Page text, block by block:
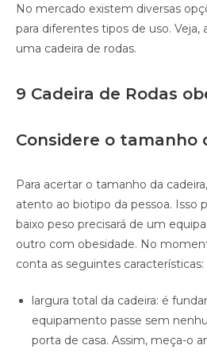
No mercado existem diversas
para diferentes tipos de uso. Veja,
uma cadeira de rodas.
9 Cadeira de Rodas
Considere o tamanho
Para acertar o tamanho da
atento ao biotipo da pessoa. Isso
baixo peso precisará de um
outro com obesidade. No
conta as seguintes características:
largura total da cadeira: é
equipamento passe sem
porta de casa. Assim, meça-o